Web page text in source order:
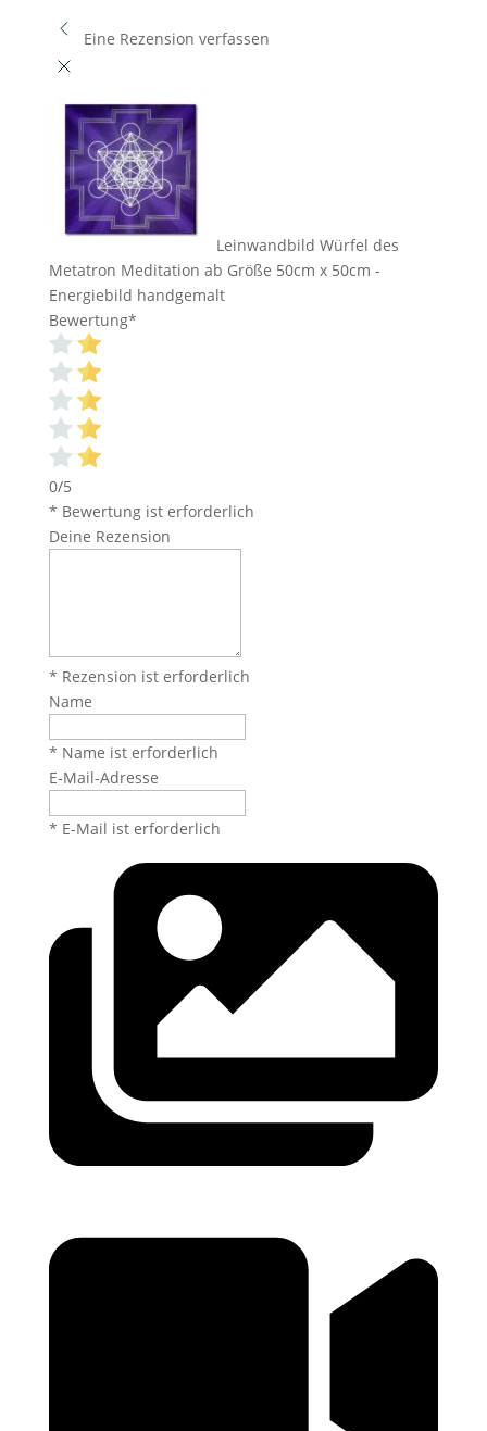
Eine Rezension verfassen
Leinwandbild Würfel des
Metatron Meditation ab Größe 50cm x 50cm -
Energiebild handgemalt
Bewertung*
0/5
* Bewertung ist erforderlich
Deine Rezension
* Rezension ist erforderlich
Name
* Name ist erforderlich
E-Mail-Adresse
* E-Mail ist erforderlich